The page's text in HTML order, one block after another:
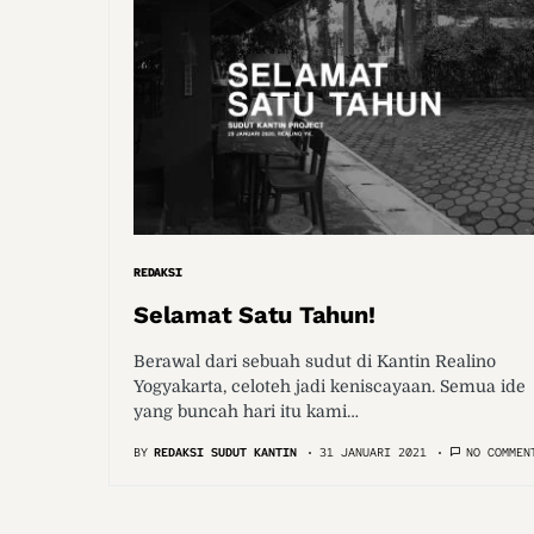
REDAKSI
Selamat Satu Tahun!
Berawal dari sebuah sudut di Kantin Realino
Yogyakarta, celoteh jadi keniscayaan. Semua ide
yang buncah hari itu kami…
BY REDAKSI SUDUT KANTIN 31 JANUARI 2021 NO